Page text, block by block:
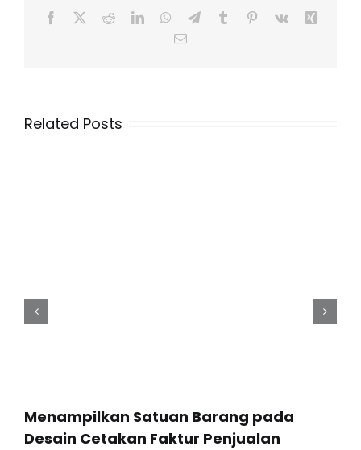
Facebook RedditLinkedInWhatsApp
TelegramTumblr Pinterest
Vk
Email
Related Posts
Menampilkan Satuan Barang pada
Desain Cetakan Faktur Penjualan